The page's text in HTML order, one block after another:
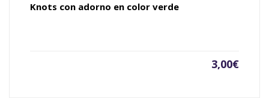
Knots con adorno en color verde
3,00€